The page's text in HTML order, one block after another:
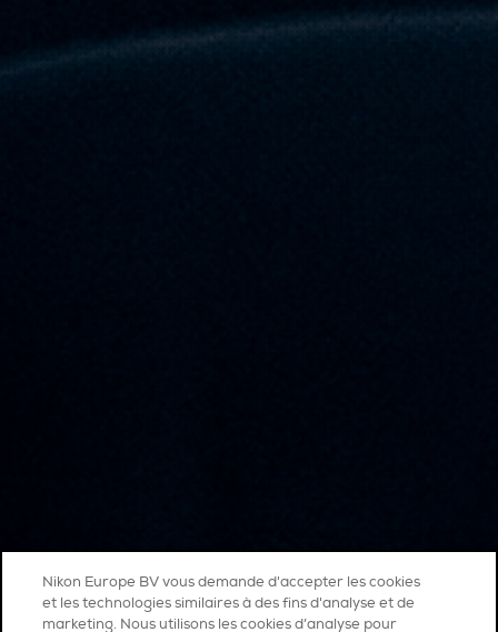
Nikon Europe BV vous demande d'accepter les cookies
et les technologies similaires à des fins d'analyse et de
marketing. Nous utilisons les cookies d’analyse pour